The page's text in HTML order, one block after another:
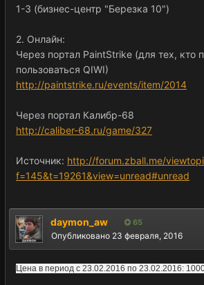
1-3 (бизнес-центр "Березка 10")
2. Онлайн:
Через портал PaintStrike (для тех, кто
пользоваться QIWI)
http://paintstrike.ru/events/item/2014
Через портал Калибр-68
http://caliber-68.ru/game/327
Источник: http://forum.zball.me/
f=145&t=19261&view=unread#unread
daymon_aw 65
Опубликовано 23 февраля, 2016
Цена в период с 23.02.2016 по 23.02.2016: